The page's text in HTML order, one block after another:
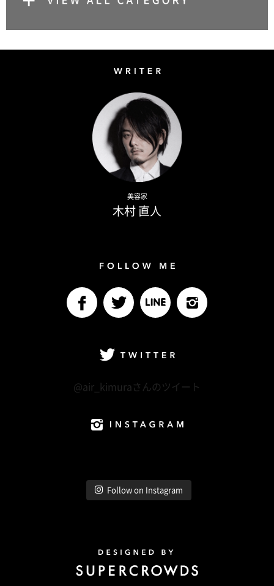
美容家
木村 直人
@air_kimuraさんのツイート
Follow on Instagram